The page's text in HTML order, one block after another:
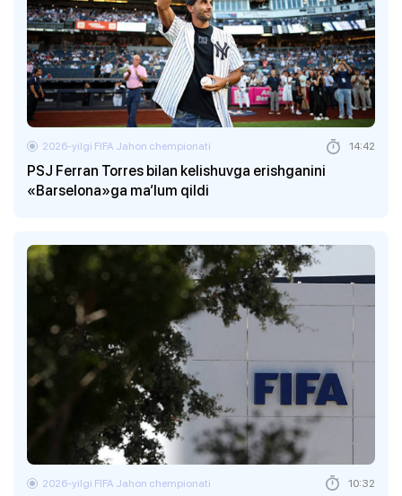
PSJ Ferran Torres bilan kelishuvga erishganini
«Barselona»ga ma’lum qildi
2026-yilgi FIFA Jahon chempionati 14:42
2026-yilgi FIFA Jahon chempionati 10:32